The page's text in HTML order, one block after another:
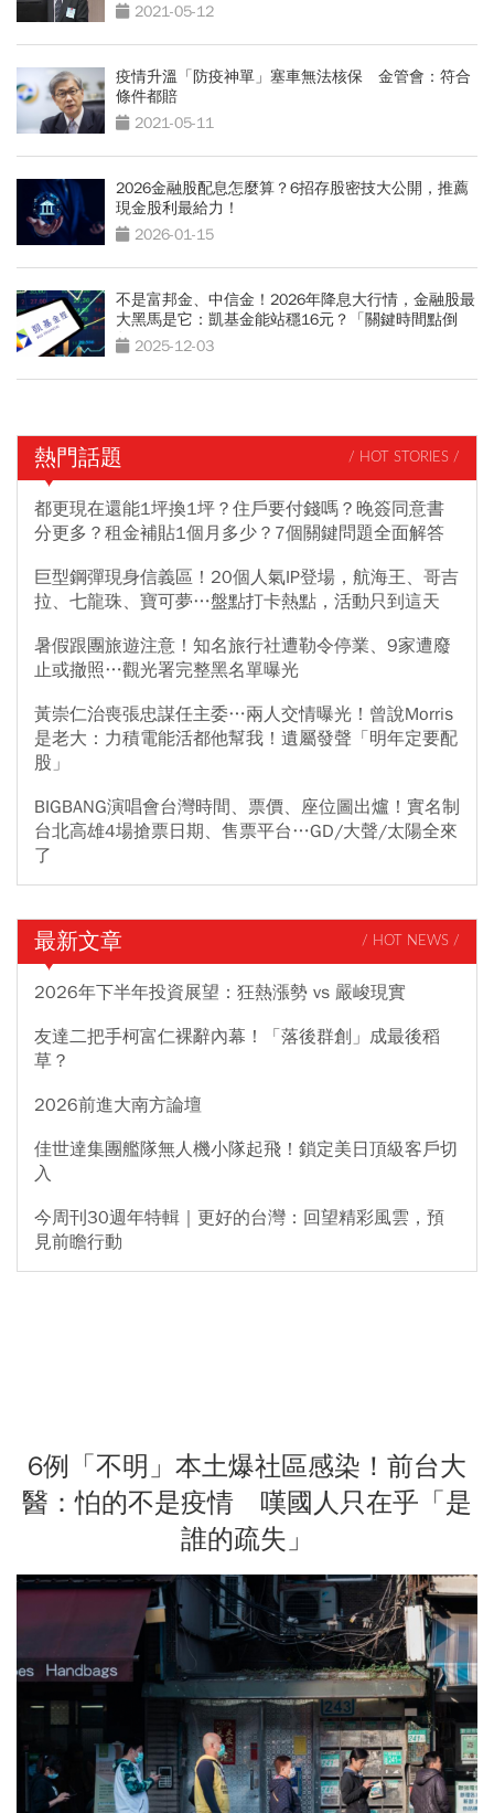
2021-05-12
疫情升溫「防疫神單」塞車無法核保 金管會：符合
條件都賠
2021-05-11
2026金融股配息怎麼算？6招存股密技大公開，推薦
現金股利最給力！
2026-01-15
不是富邦金、中信金！2026年降息大行情，金融股最
大黑馬是它：凱基金能站穩16元？「關鍵時間點倒
數」2025-12-03
熱門話題 / HOT STORIES /
都更現在還能1坪換1坪？住戶要付錢嗎？晚簽同意書
分更多？租金補貼1個月多少？7個關鍵問題全面解答
巨型鋼彈現身信義區！20個人氣IP登場，航海王、哥吉
拉、七龍珠、寶可夢…盤點打卡熱點，活動只到這天
暑假跟團旅遊注意！知名旅行社遭勒令停業、9家遭廢
止或撤照…觀光署完整黑名單曝光
黃崇仁治喪張忠謀任主委…兩人交情曝光！曾說Morris
是老大：力積電能活都他幫我！遺屬發聲「明年定要配
股」
BIGBANG演唱會台灣時間、票價、座位圖出爐！實名制
台北高雄4場搶票日期、售票平台…GD/大聲/太陽全來
了
最新文章 / HOT NEWS /
2026年下半年投資展望：狂熱漲勢 vs 嚴峻現實
友達二把手柯富仁裸辭內幕！「落後群創」成最後稻
草？
2026前進大南方論壇
佳世達集團艦隊無人機小隊起飛！鎖定美日頂級客戶切
入
今周刊30週年特輯｜更好的台灣：回望精彩風雲，預
見前瞻行動
6例「不明」本土爆社區感染！前台大
醫：怕的不是疫情 嘆國人只在乎「是
誰的疏失」